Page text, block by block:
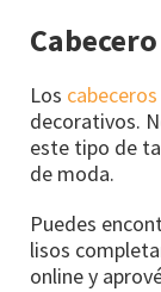
Los
decorativos.
este tipo de
de moda.
Puedes
lisos
online y